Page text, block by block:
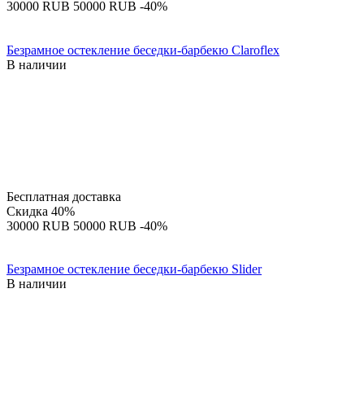
‍30000‍ RUB ‍50000‍ RUB -40%
Безрамное остекление беседки-барбекю Claroflex
В наличии
Бесплатная доставка
Скидка 40%
‍30000‍ RUB ‍50000‍ RUB -40%
Безрамное остекление беседки-барбекю Slider
В наличии